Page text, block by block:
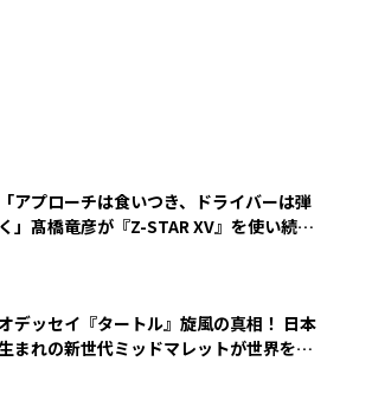
「アプローチは食いつき、ドライバーは弾
く」髙橋竜彦が『Z-STAR XV』を使い続け
デッセイ『タートル』旋風の真相！ 日本
まれの新世代ミッドマレットが世界を席